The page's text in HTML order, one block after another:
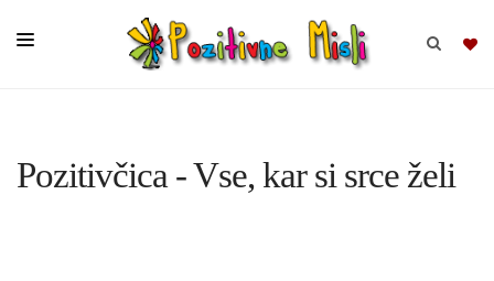
Pozitivčica - Vse, kar si srce želi